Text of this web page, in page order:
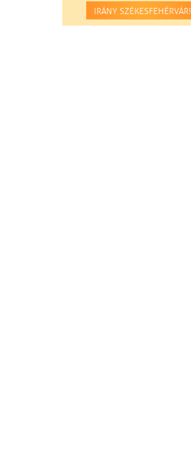
IRÁNY SZÉKESFEHÉRVÁR!